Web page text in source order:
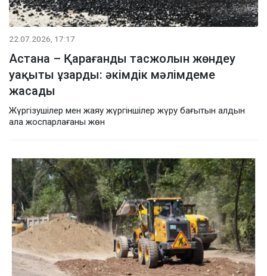
22.07.2026, 17:17
Астана – Қарағанды тасжолын жөндеу
уақыты ұзарды: әкімдік мәлімдеме
жасады
Жүргізушілер мен жаяу жүргіншілер жүру бағытын алдын
ала жоспарлағаны жөн